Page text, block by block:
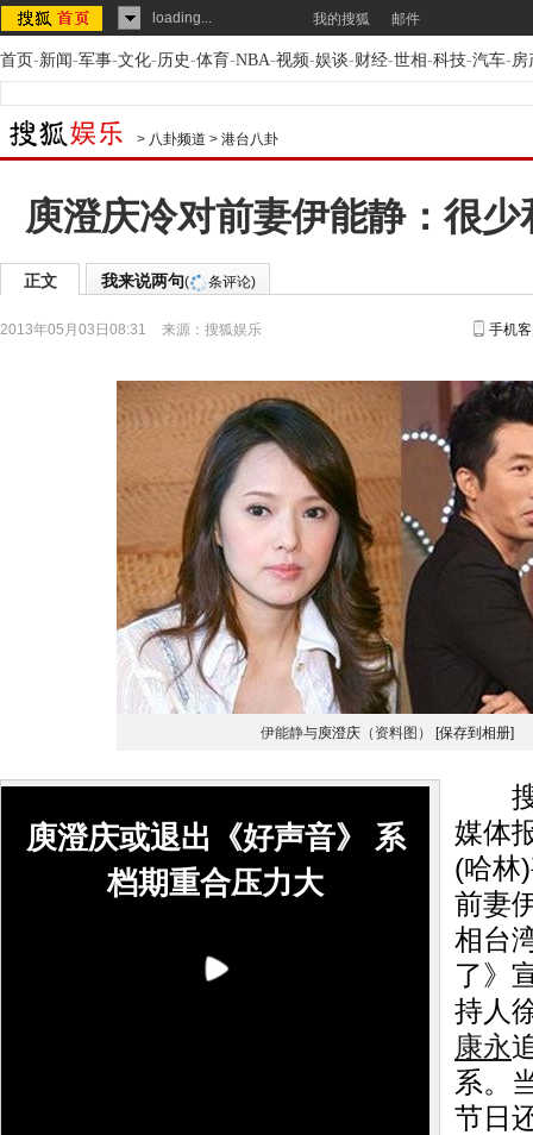
loading... 我的搜狐 邮件
首页-新闻-军事-文化-历史-体育-NBA-视频-娱谈-财经-世相-科技-汽车-房
> 八卦频道 > 港台八卦
庾澄庆冷对前妻伊能静：很
正文 我来说两句( 条评论)
2013年05月03日08:31 来源： 搜狐娱乐 手机
伊能静与庾澄庆（资料图） [保存到相册]
庾澄庆或退出《好声音》 系
档期重合压力大
搜
媒体
(哈林
前妻
相台
了》
持人
康永
系。
节日